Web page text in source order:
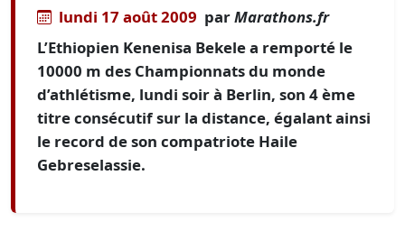
lundi 17 août 2009 parMarathons.fr
L’Ethiopien Kenenisa Bekele a remporté le
10000 m des Championnats du monde
d’athlétisme, lundi soir à Berlin, son 4 ème
titre consécutif sur la distance, égalant ainsi
le record de son compatriote Haile
Gebreselassie.